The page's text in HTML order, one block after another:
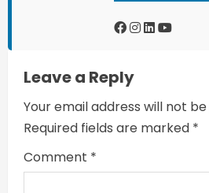
d
i
n
g
Leave a Reply
Your email address will not
Required fields are marked *
Comment *